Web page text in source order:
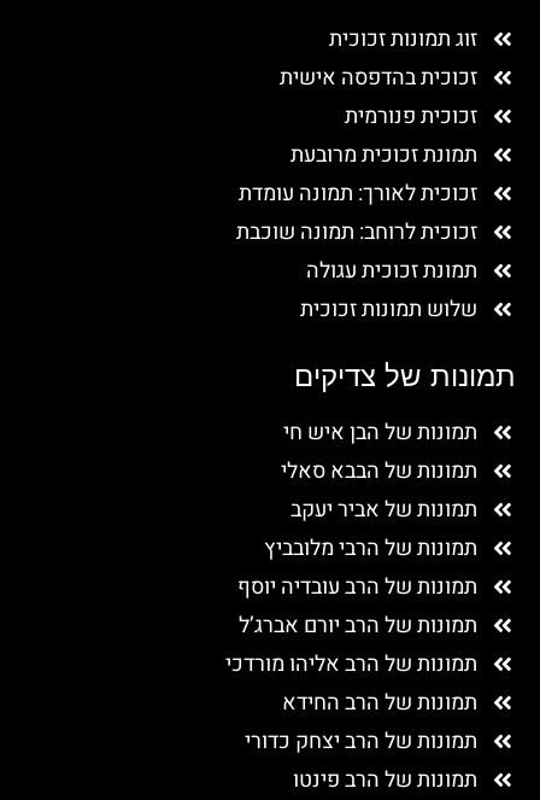
תמונות של צדיקים
תמונות של הבן איש חי
תמונות של הבבא סאלי
תמונות של אביר יעקב
תמונות של הרבי מלובביץ
תמונות של הרב עובדיה יוסף
תמונות של הרב יורם אברג’ל
תמונות של הרב אליהו מורדכי
תמונות של הרב החידא
תמונות של הרב יצחק כדורי
תמונות של הרב פינטו
זוג תמונות זכוכית
זכוכית בהדפסה אישית
זכוכית פנורמית
תמונת זכוכית מרובעת
זכוכית לאורך: תמונה עומדת
זכוכית לרוחב: תמונה שוכבת
תמונת זכוכית עגולה
שלוש תמונות זכוכית